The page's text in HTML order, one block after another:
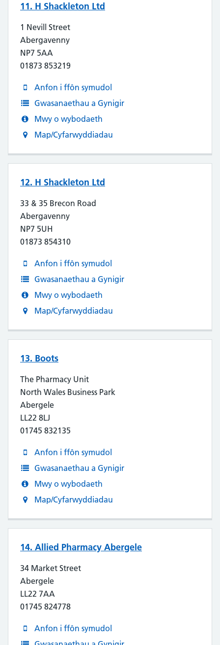
11. H Shackleton Ltd
1 Nevill Street
Abergavenny
NP7 5AA
01873 853219
Anfon i ffôn symudol
Gwasanaethau a Gynigir
Mwy o wybodaeth
Map/Cyfarwyddiadau
12. H Shackleton Ltd
33 & 35 Brecon Road
Abergavenny
NP7 5UH
01873 854310
Anfon i ffôn symudol
Gwasanaethau a Gynigir
Mwy o wybodaeth
Map/Cyfarwyddiadau
13. Boots
The Pharmacy Unit
North Wales Business Park
Abergele
LL22 8LJ
01745 832135
Anfon i ffôn symudol
Gwasanaethau a Gynigir
Mwy o wybodaeth
Map/Cyfarwyddiadau
14. Allied Pharmacy Abergele
34 Market Street
Abergele
LL22 7AA
01745 824778
Anfon i ffôn symudol